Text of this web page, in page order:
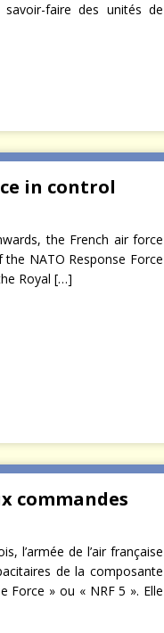
faire des unités de
in control
the French air force
NATO Response Force
Royal […]
commandes
l’armée de l’air française
de la composante
Force » ou « NRF 5 ». Elle